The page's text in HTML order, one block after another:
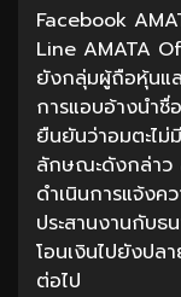
Facebook
Line AMATA
ยังกลุ่มผู้ถือหุ้นแ
การแอบอ้างนำชื่
ยืนยันว่าอมตะไม่
ลักษณะดังกล่าว
ดำเนินการแจ้งค
ประสานงานกับ
โอนเงินไปยังปล
ต่อไป